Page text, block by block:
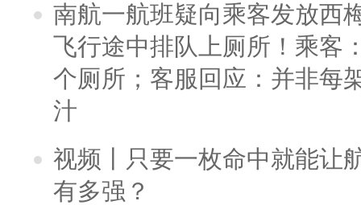
南航一航班疑向乘客发放西
飞行途中排队上厕所！乘客
个厕所；客服回应：并非每
汁
视频丨只要一枚命中就能让
有多强？